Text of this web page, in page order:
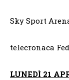
Sky Sport
telecronaca
LUNEDÌ 21